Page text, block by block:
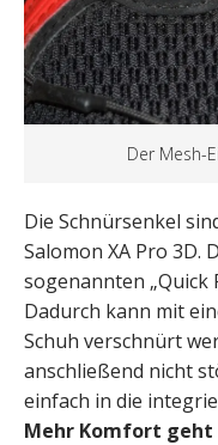
Der Mesh-
Die Schnürsenkel
Salomon XA Pro 3D.
sogenannten „Quick
Dadurch kann mit
Schuh verschnürt
anschließend nicht
einfach in die
Mehr Komfort geht